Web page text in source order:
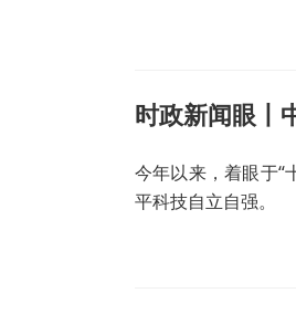
时政新闻眼丨
今年以来，着眼于“
平科技自立自强。